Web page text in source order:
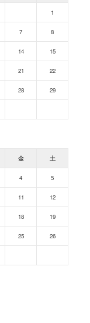
1
7 8
14 15
21 22
28 29
金 土
4 5
11 12
18 19
25 26